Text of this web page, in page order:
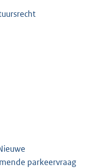
parkeervraag